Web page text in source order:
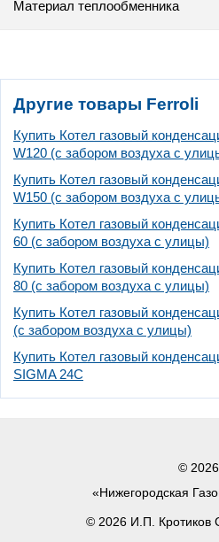
Материал теплообменника
Другие товары Ferroli
Купить Котел газовый
W120 (c забором воздуха с
Купить Котел газовый
W150 (с забором воздуха с
Купить Котел газовый
60 (с забором воздуха с улицы)
Купить Котел газовый
80 (с забором воздуха с улицы)
Купить Котел газовый
(с забором воздуха с улицы)
Купить Котел газовый
SIGMA 24C
© 2026
«Нижегородская
© 2026 И.П. Кротиков